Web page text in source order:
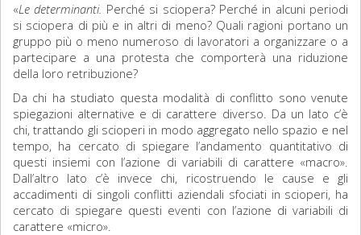
«Le determinanti. Perché si sciopera? Perché in alcuni periodi
si sciopera di più e in altri di meno? Quali ragioni portano un
gruppo più o meno numeroso di lavoratori a organizzare o a
partecipare a una protesta che comporterà una riduzione
della loro retribuzione?
Da chi ha studiato questa modalità di conflitto sono venute
spiegazioni alternative e di carattere diverso. Da un lato c’è
chi, trattando gli scioperi in modo aggregato nello spazio e nel
tempo, ha cercato di spiegare l’andamento quantitativo di
questi insiemi con l’azione di variabili di carattere «macro».
Dall’altro lato c’è invece chi, ricostruendo le cause e gli
accadimenti di singoli conflitti aziendali sfociati in scioperi, ha
cercato di spiegare questi eventi con l’azione di variabili di
carattere «micro».